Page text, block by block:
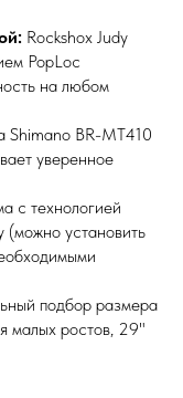
Rockshox Judy
PopLoc
на любом
Shimano BR-MT410
уверенное
с технологией
(можно установить
подбор размера
малых ростов, 29"